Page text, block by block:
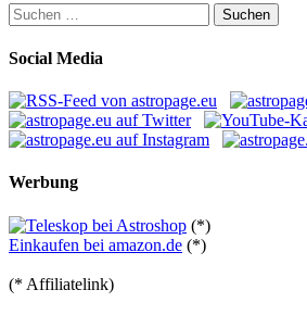
Suchen
nach:
Social Media
Werbung
(*)
Einkaufen bei amazon.de (*)
(* Affiliatelink)